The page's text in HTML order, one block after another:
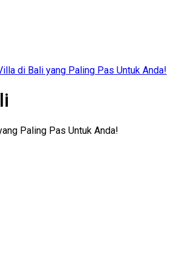
di Bali yang Paling Pas Untuk Anda!